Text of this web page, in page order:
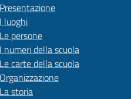
Presentazione
I luoghi
Le persone
I numeri della scuola
Le carte della scuola
Organizzazione
La storia